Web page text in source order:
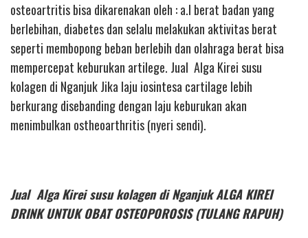
osteoartritis bisa dikarenakan oleh : a.l berat badan yang
berlebihan, diabetes dan selalu melakukan aktivitas berat
seperti membopong beban berlebih dan olahraga berat bisa
mempercepat keburukan artilege. Jual Alga Kirei susu
kolagen di Nganjuk Jika laju iosintesa cartilage lebih
berkurang disebanding dengan laju keburukan akan
menimbulkan ostheoarthritis (nyeri sendi).
Jual Alga Kirei susu kolagen di Nganjuk ALGA KIREI
DRINK UNTUK OBAT OSTEOPOROSIS (TULANG RAPUH)